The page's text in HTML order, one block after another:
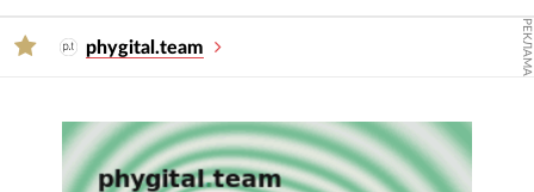
— услугу и сферу.
phygital.team РЕКЛАМА